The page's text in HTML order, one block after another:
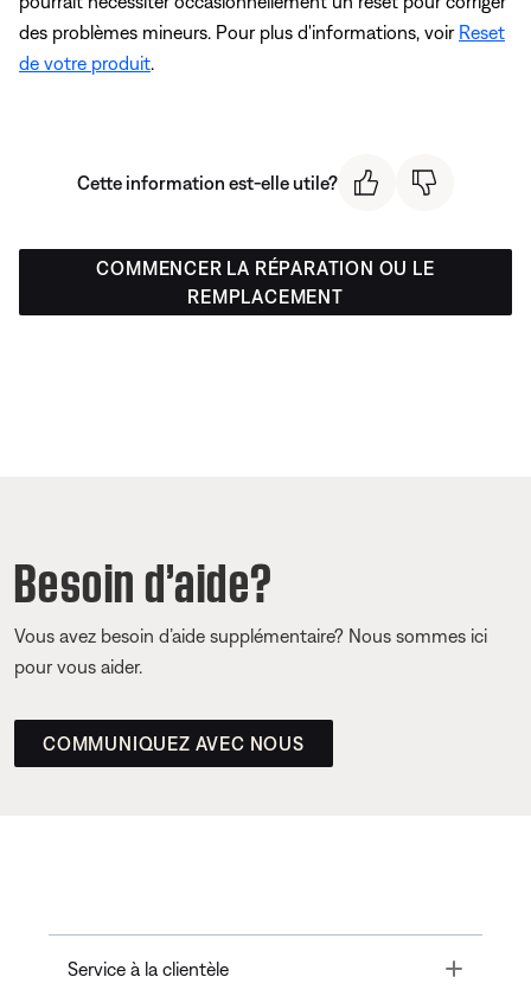
des problèmes mineurs. Pour plus d'informations, voir Reset
de votre produit
Cette information est-elle utile?
COMMENCER LA RÉPARATION OU LE
REMPLACEMENT
Besoin d’aide?
Vous avez besoin d’aide supplémentaire? Nous sommes ici
pour vous aider.
COMMUNIQUEZ AVEC NOUS
Service à la clientèle Toggle